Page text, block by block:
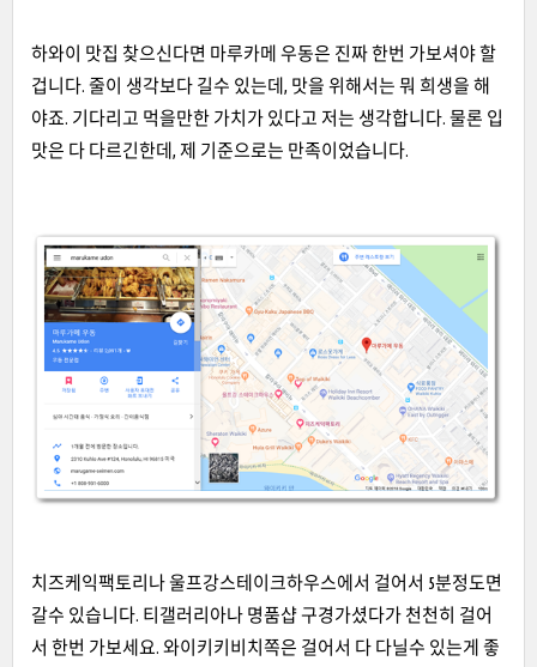
하와이 맛집 찾으신다면 마루카메 우동은 진짜 한번 가보셔야 할
겁니다. 줄이 생각보다 길수 있는데 , 맛을 위해서는 뭐 희생을 해
야죠. 기다리고 먹을만한 가치가 있다고 저는 생각합니다. 물론 입
맛은 다 다르긴한데 , 제 기준으로는 만족이었습니다.
치즈케익팩토리나 울프강스테이크하우스에서 걸어서 5분정도면
갈수 있습니다. 티갤러리아나 명품샵 구경가셨다가 천천히 걸어
서 한번 가보세요. 와이키키비치쪽은 걸어서 다 다닐수 있는게 좋